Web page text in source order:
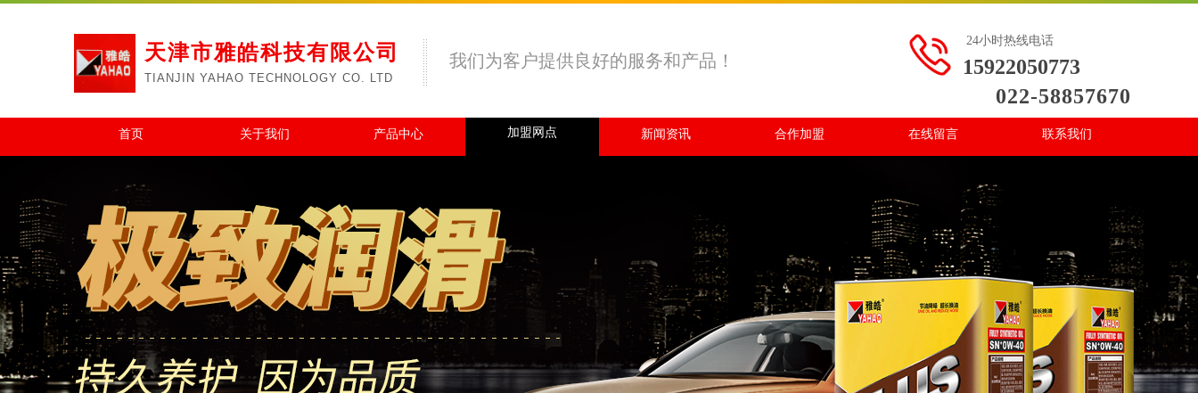
24小时热线电话
我们为客户提供良好的服务和产品！
TIANJIN YAHAO TECHNOLOGY CO. LTD
天津市雅皓科技有限公司
15922050773
022-58857670
首页 关于我们 产品中心 加盟网点 新闻资讯 合作加盟 在线留言 联系我们